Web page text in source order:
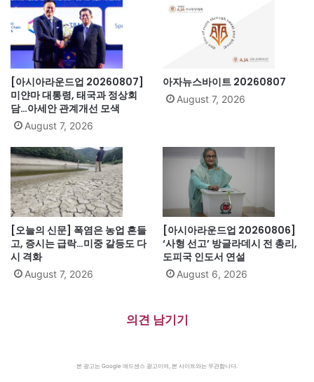
[아시아라운드업 20260807]
미얀마 대통령, 태국과 정상회
담…아세안 관계개선 모색
August 7, 2026
아자뉴스바이트 20260807
August 7, 2026
[오늘의 신문] 폭염은 농업 흔들
고, 증시는 급락…미중 갈등도 다
시 격화
August 7, 2026
[아시아라운드업 20260806]
‘사형 선고’ 방글라데시 전 총리,
도피국 인도서 연설
August 6, 2026
의견 남기기
본 광고는 Google 애드센스 광고이며, 본 사이트와는 무관합니다.